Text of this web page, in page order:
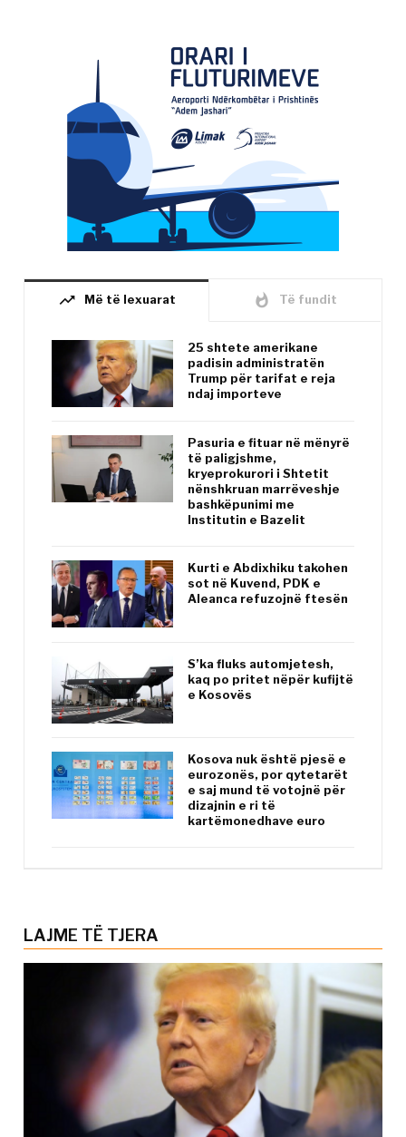
trending_up Më të lexuarat whatshot Të fundit
25 shtete amerikane
padisin administratën
Trump për tarifat e reja
ndaj importeve
Pasuria e fituar në mënyrë
të paligjshme,
kryeprokurori i Shtetit
nënshkruan marrëveshje
bashkëpunimi me
Institutin e Bazelit
Kurti e Abdixhiku takohen
sot në Kuvend, PDK e
Aleanca refuzojnë ftesën
S’ka fluks automjetesh,
kaq po pritet nëpër kufijtë
e Kosovës
Kosova nuk është pjesë e
eurozonës, por qytetarët
e saj mund të votojnë për
dizajnin e ri të
kartëmonedhave euro
LAJME TË TJERA